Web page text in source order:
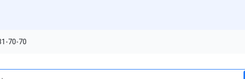
70-70